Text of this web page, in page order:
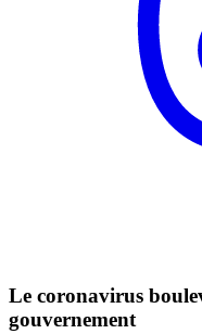
Le coronavirus
gouvernement